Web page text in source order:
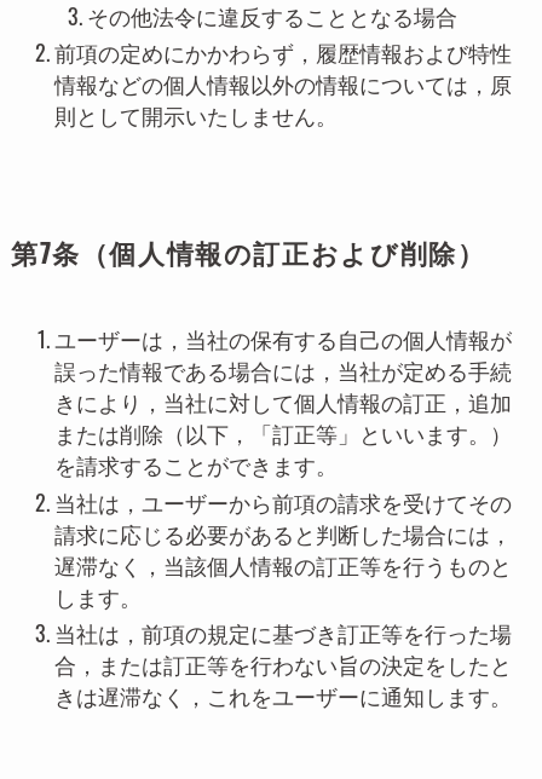
その他法令に違反することとなる場合
前項の定めにかかわらず，履歴情報および特性
情報などの個人情報以外の情報については，原
則として開示いたしません。
第7条（個人情報の訂正および削除）
ユーザーは，当社の保有する自己の個人情報が
誤った情報である場合には，当社が定める手続
きにより，当社に対して個人情報の訂正，追加
または削除（以下，「訂正等」といいます。）
を請求することができます。
当社は，ユーザーから前項の請求を受けてその
請求に応じる必要があると判断した場合には，
遅滞なく，当該個人情報の訂正等を行うものと
します。
当社は，前項の規定に基づき訂正等を行った場
合，または訂正等を行わない旨の決定をしたと
きは遅滞なく，これをユーザーに通知します。